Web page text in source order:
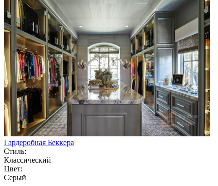
Гардеробная Беккера
Стиль:
Классический
Цвет:
Серый